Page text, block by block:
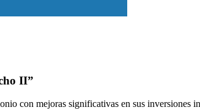
II”
con mejoras significativas en sus inversiones